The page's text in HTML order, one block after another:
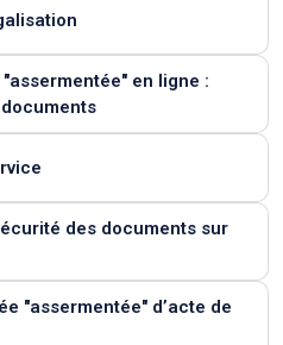
en ligne :
des documents sur
"assermentée" d’acte de